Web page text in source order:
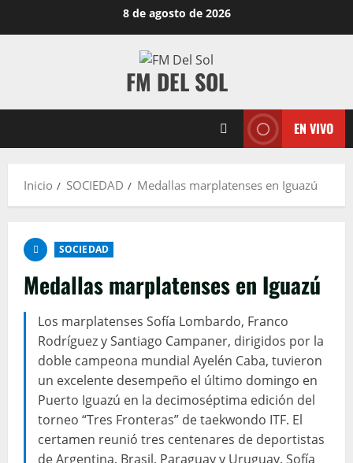
8 de agosto de 2026
FM DEL SOL
EN VIVO
Inicio SOCIEDAD Medallas marplatenses en Iguazú
SOCIEDAD
Medallas marplatenses en Iguazú
Los marplatenses Sofía Lombardo, Franco
Rodríguez y Santiago Campaner, dirigidos por la
doble campeona mundial Ayelén Caba, tuvieron
un excelente desempeño el último domingo en
Puerto Iguazú en la decimoséptima edición del
torneo “Tres Fronteras” de taekwondo ITF. El
certamen reunió tres centenares de deportistas
de Argentina, Brasil, Paraguay y Uruguay. Sofía